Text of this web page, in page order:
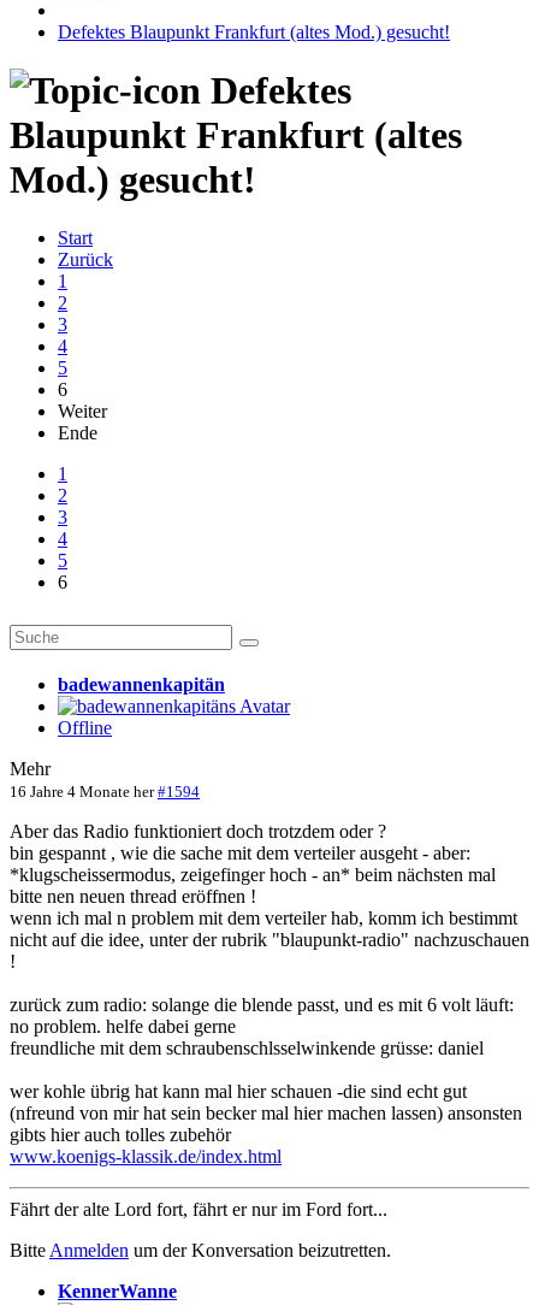
Defektes Blaupunkt Frankfurt (altes Mod.) gesucht!
Defektes
Blaupunkt Frankfurt (altes
Mod.) gesucht!
Start
Zurück
1
2
3
4
5
6
Weiter
Ende
1
2
3
4
5
6
badewannenkapitän
Offline
Mehr
16 Jahre 4 Monate her #1594
Aber das Radio funktioniert doch trotzdem oder ?
bin gespannt , wie die sache mit dem verteiler ausgeht - aber:
*klugscheissermodus, zeigefinger hoch - an* beim nächsten mal
bitte nen neuen thread eröffnen !
wenn ich mal n problem mit dem verteiler hab, komm ich bestimmt
nicht auf die idee, unter der rubrik "blaupunkt-radio" nachzuschauen
!
zurück zum radio: solange die blende passt, und es mit 6 volt läuft:
no problem. helfe dabei gerne
freundliche mit dem schraubenschlsselwinkende grüsse: daniel
wer kohle übrig hat kann mal hier schauen -die sind echt gut
(nfreund von mir hat sein becker mal hier machen lassen) ansonsten
gibts hier auch tolles zubehör
www.koenigs-klassik.de/index.html
Fährt der alte Lord fort, fährt er nur im Ford fort...
Bitte Anmelden um der Konversation beizutretten.
KennerWanne